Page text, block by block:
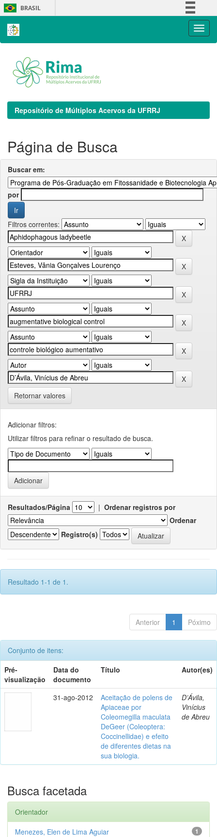
Skip
navigation
BRASIL
Repositório de Múltiplos Acervos da UFRRJ
Página de Busca
Buscar em:
por
Filtros correntes:
Retornar valores
Adicionar filtros:
Utilizar filtros para refinar o resultado de busca.
Resultados/Página | Ordenar registros por
Ordenar
Registro(s)
Resultado 1-1 de 1.
Anterior 1 Póximo
Conjunto de itens:
Pré-
visualização
Data do
documento
Título Autor(es)
31-ago-2012
Aceitação de polens de
Apiaceae por
Coleomegilla maculata
DeGeer (Coleoptera:
Coccinellidae) e efeito
de diferentes dietas na
sua biologia.
D’Ávila,
Vinícius
de Abreu
Busca facetada
Orientador
1
Menezes, Elen de Lima Aguiar